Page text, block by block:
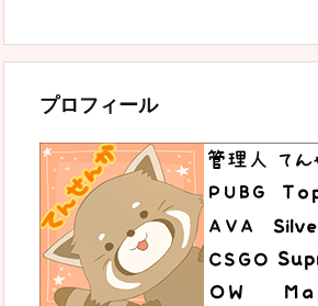
プロフィール